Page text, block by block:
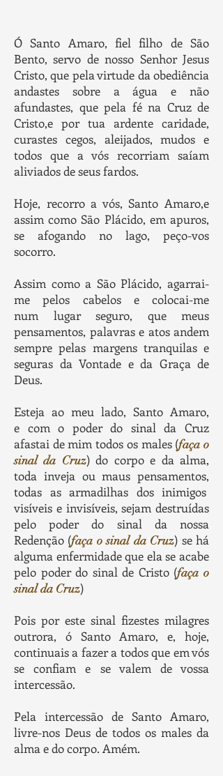
Ó Santo Amaro, fiel filho de São
Bento, servo de nosso Senhor Jesus
Cristo, que pela virtude da obediência
andastes sobre a água e não
afundastes, que pela fé na Cruz de
Cristo,e por tua ardente caridade,
curastes cegos, aleijados, mudos e
todos que a vós recorriam saíam
aliviados de seus fardos.
Hoje, recorro a vós, Santo Amaro,e
assim como São Plácido, em apuros,
se afogando no lago, peço-vos
socorro.
Assim como a São Plácido, agarrai-
me pelos cabelos e colocai-me
num lugar seguro, que meus
pensamentos, palavras e atos andem
semprepelas margens tranquilas e
seguras da Vontade e da Graça de
Deus.
Esteja ao meu lado, Santo Amaro,
e com o poder do sinal da Cruz
afastai de mim todos os males (faça o
sinal da Cruz) do corpo e da alma,
toda inveja ou maus pensamentos,
todas as armadilhas dos inimigos
visíveis e invisíveis,sejam destruídas
pelo poder do sinal da nossa
Redenção (faça o sinal da Cruz) se há
alguma enfermidade que ela se acabe
pelo poder do sinal de Cristo (faça o
sinal da Cruz)
Pois por este sinal fizestes milagres
outrora, ó Santo Amaro, e, hoje,
continuais a fazer a todos que em vós
se confiam e se valem de vossa
intercessão.
Pela intercessão de Santo Amaro,
livre-nos Deus de todos os males da
alma e do corpo. Amém.